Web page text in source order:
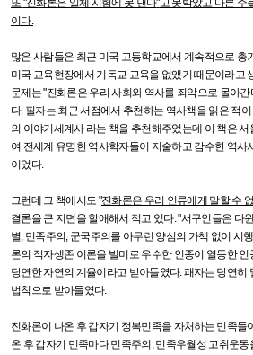
또 "진화론은 일체 시험에 못 낸다"고 못박았고 다른 주
이다.
많은 사람들은 최근 미국 고등학교에서 계속적으로 총
미국 교육현장에서 기독교 교육을 없앴기 때문이라고
문제는"진화론은 우리 사회와 역사를 죄악으로 몰아간
다. 필자는 최근 서점에서 추천하는 역사책을 읽은 적
의 이야기세계사 라는 책을 추천해주었는데 이 책은
여 전세계 유명한 역사학자들이 저술하고 감수한 역사
이었다.
그런데 그 책에서도 "진화론은 우리 인류에게 말할 수
결론을 큰 지면을 할애해서 적고 있다. "서구인들은 다
별, 민족주의 , 군국주의를 아무런 양심의 가책 없이 시
론의 적자생존 이론을 빌미로 우수한 인종이 열등한
당연한 자연의 계율이라고 받아들였다.패자는 당연히
법칙으로 받아들였다.
진화론이 나온 후 갑자기 정복민족을 자처하는 민족들
온 후 갑자기 민족마다 민족주의 ,민족우월성 고취운동